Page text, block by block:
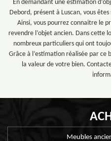
En demandant une estimation
Debord, présent à Luscan, vous
Ainsi, vous pourrez connaitre le
revendre l’objet ancien. Dans cette
nombreux particuliers qui ont
Grâce à l’estimation réalisée par ce
la valeur de votre bien.
Meubles